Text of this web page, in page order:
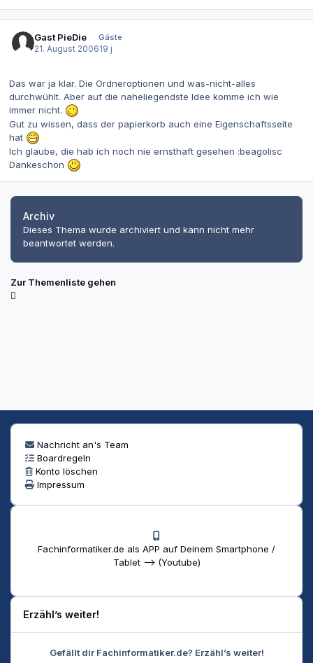
Gast PieDie
Gäste
21. August 200619 j
Das war ja klar. Die Ordneroptionen und was-nicht-alles
durchwühlt. Aber auf die naheliegendste Idee komme ich wie
immer nicht.
Gut zu wissen, dass der papierkorb auch eine Eigenschaftsseite
hat
Ich glaube, die hab ich noch nie ernsthaft gesehen :beagolisc
Dankeschön
Archiv
Dieses Thema wurde archiviert und kann nicht mehr
beantwortet werden.
Zur Themenliste gehen
Nachricht an's Team
Boardregeln
Konto löschen
Impressum
Fachinformatiker.de als APP auf Deinem Smartphone /
Tablet --> (Youtube)
Erzähl’s weiter!
Gefällt dir Fachinformatiker.de? Erzähl’s weiter!